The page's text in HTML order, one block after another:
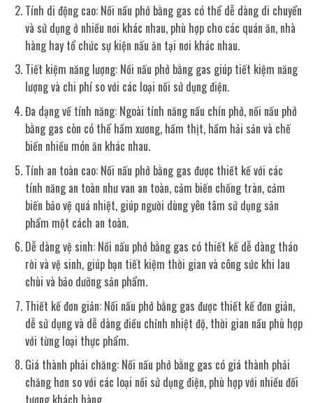
Tính di động cao: Nồi nấu phở bằng gas có thể dễ dàng di chuyển
và sử dụng ở nhiều nơi khác nhau, phù hợp cho các quán ăn, nhà
hàng hay tổ chức sự kiện nấu ăn tại nơi khác nhau.
Tiết kiệm năng lượng: Nồi nấu phở bằng gas giúp tiết kiệm năng
lượng và chi phí so với các loại nồi sử dụng điện.
Đa dạng về tính năng: Ngoài tính năng nấu chín phở, nồi nấu phở
bằng gas còn có thể hầm xương, hầm thịt, hầm hải sản và chế
biến nhiều món ăn khác nhau.
Tính an toàn cao: Nồi nấu phở bằng gas được thiết kế với các
tính năng an toàn như van an toàn, cảm biến chống tràn, cảm
biến bảo vệ quá nhiệt, giúp người dùng yên tâm sử dụng sản
phẩm một cách an toàn.
Dễ dàng vệ sinh: Nồi nấu phở bằng gas có thiết kế dễ dàng tháo
rời và vệ sinh, giúp bạn tiết kiệm thời gian và công sức khi lau
chùi và bảo dưỡng sản phẩm.
Thiết kế đơn giản: Nồi nấu phở bằng gas được thiết kế đơn giản,
dễ sử dụng và dễ dàng điều chỉnh nhiệt độ, thời gian nấu phù hợp
với từng loại thực phẩm.
Giá thành phải chăng: Nồi nấu phở bằng gas có giá thành phải
chăng hơn so với các loại nồi sử dụng điện, phù hợp với nhiều đối